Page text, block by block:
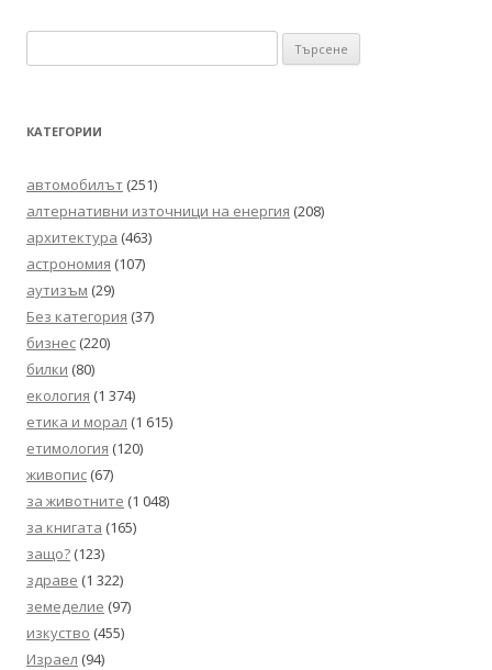
за:
КАТЕГОРИИ
автомобилът (251)
алтернативни източници на енергия (208)
архитектура (463)
астрономия (107)
аутизъм (29)
Без категория (37)
бизнес (220)
билки (80)
екология (1 374)
етика и морал (1 615)
етимология (120)
живопис (67)
за животните (1 048)
за книгата (165)
защо? (123)
здраве (1 322)
земеделие (97)
изкуство (455)
Израел (94)